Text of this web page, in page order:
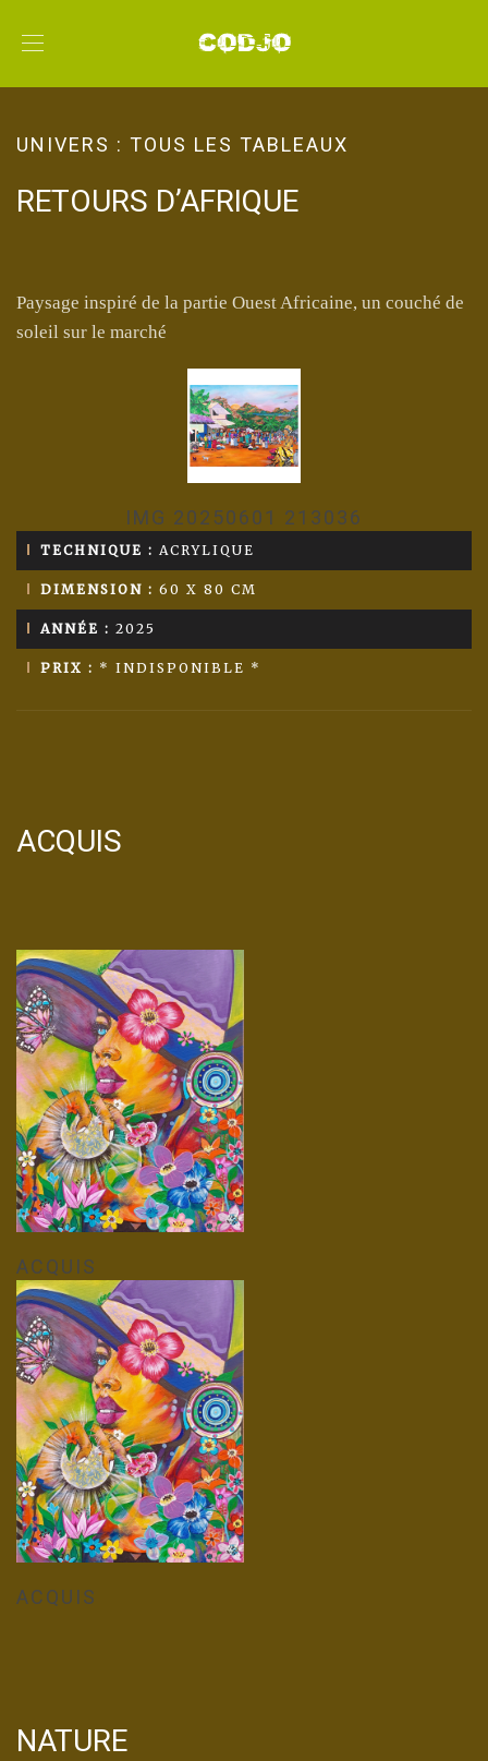
UNIVERS : TOUS LES TABLEAUX
RETOURS D’AFRIQUE
Paysage inspiré de la partie Ouest Africaine, un couché de
soleil sur le marché
IMG 20250601 213036
TECHNIQUE : ACRYLIQUE
DIMENSION : 60 X 80 CM
ANNÉE : 2025
PRIX : * INDISPONIBLE *
ACQUIS
ACQUIS
ACQUIS
NATURE